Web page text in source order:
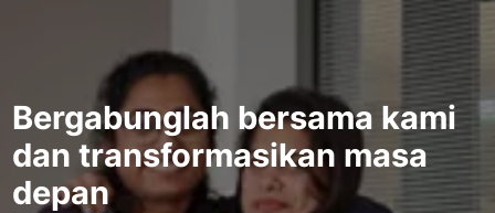
Bergabunglah bersama kami
dan transformasikan masa
depan